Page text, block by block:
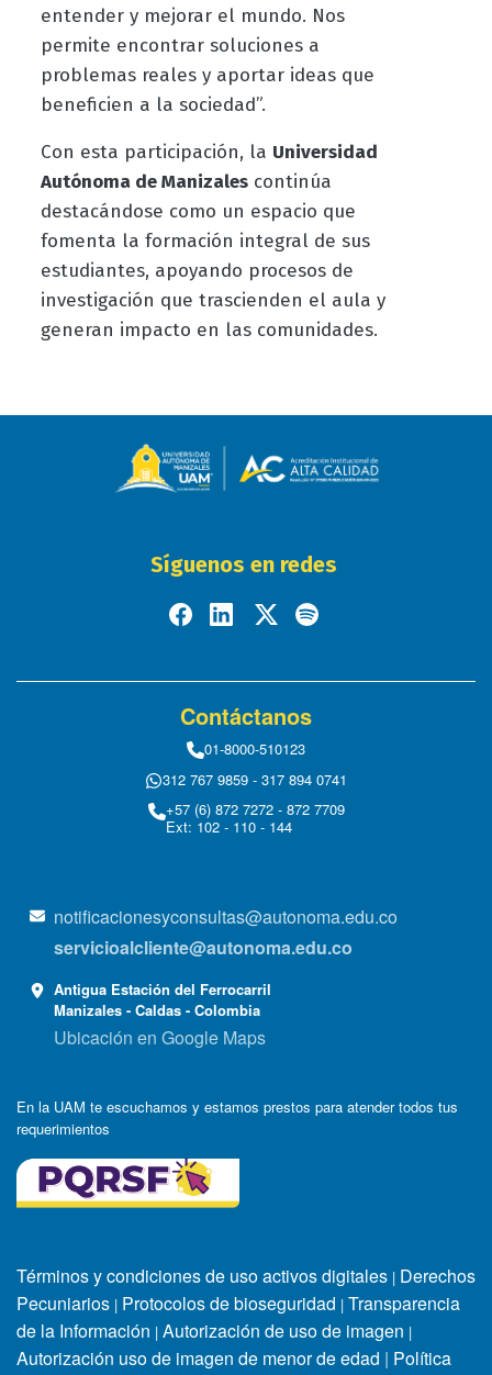
entender y mejorar el mundo. Nos
permite encontrar soluciones a
problemas reales y aportar ideas que
beneficien a la sociedad”.
Con esta participación, la Universidad
Autónoma de Manizalescontinúa
destacándose como un espacio que
fomenta la formación integral de sus
estudiantes, apoyando procesos de
investigación que trascienden el aula y
generan impacto en las comunidades.
Síguenos en redes
Contáctanos
01-8000-510123
312 767 9859 - 317 894 0741
+57 (6) 872 7272 - 872 7709
Ext: 102 - 110 - 144
notificacionesyconsultas@autonoma.edu.co
servicioalcliente@autonoma.edu.co
Antigua Estación del Ferrocarril
Manizales - Caldas - Colombia
Ubicación en Google Maps
En la UAM te escuchamos y estamos prestos para atender todos tus
requerimientos
Términos y condiciones de uso activos digitales | Derechos
Pecuniarios | Protocolos de bioseguridad | Transparencia
de la Información | Autorización de uso de imagen |
Autorización uso de imagen de menor de edad | Política